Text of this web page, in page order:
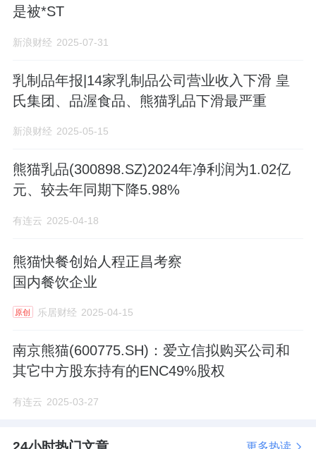
是被*ST
新浪财经 2025-07-31
乳制品年报|14家乳制品公司营业收入下滑 皇
氏集团、品渥食品、熊猫乳品下滑最严重
新浪财经 2025-05-15
熊猫乳品(300898.SZ)2024年净利润为1.02亿
元、较去年同期下降5.98%
有连云 2025-04-18
熊猫快餐创始人程正昌考察
国内餐饮企业
原创 乐居财经 2025-04-15
南京熊猫(600775.SH)：爱立信拟购买公司和
其它中方股东持有的ENC49%股权
有连云 2025-03-27
更多热读